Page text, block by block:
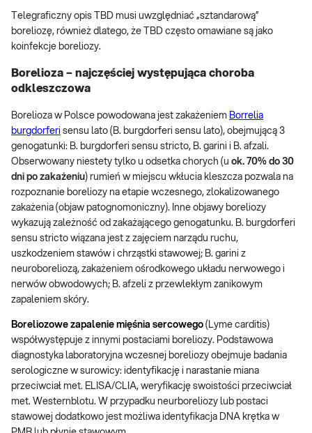
Telegraficzny opis TBD musi uwzględniać „sztandarową”
boreliozę, również dlatego, że TBD często omawiane są jako
koinfekcje boreliozy.
Borelioza – najczęściej występująca choroba
odkleszczowa
Borelioza w Polsce powodowana jest zakażeniem Borrelia
burgdorferi sensu lato (B. burgdorferi sensu lato), obejmującą 3
genogatunki: B. burgdorferi sensu stricto, B. garini i B. afzali.
Obserwowany niestety tylko u odsetka chorych (u ok. 70% do 30
dni po zakażeniu) rumień w miejscu wkłucia kleszcza pozwala na
rozpoznanie boreliozy na etapie wczesnego, zlokalizowanego
zakażenia (objaw patognomoniczny). Inne objawy boreliozy
wykazują zależność od zakażającego genogatunku. B. burgdorferi
sensu stricto wiązana jest z zajęciem narządu ruchu,
uszkodzeniem stawów i chrząstki stawowej; B. garini z
neuroboreliozą, zakażeniem ośrodkowego układu nerwowego i
nerwów obwodowych; B. afzeli z przewlekłym zanikowym
zapaleniem skóry.
Boreliozowe zapalenie mięśnia sercowego (Lyme carditis)
współwystępuje z innymi postaciami boreliozy. Podstawowa
diagnostyka laboratoryjna wczesnej boreliozy obejmuje badania
serologiczne w surowicy: identyfikację i narastanie miana
przeciwciał met. ELISA/CLIA, weryfikację swoistości przeciwciał
met. Westernblotu. W przypadku neurboreliozy lub postaci
stawowej dodatkowo jest możliwa identyfikacja DNA krętka w